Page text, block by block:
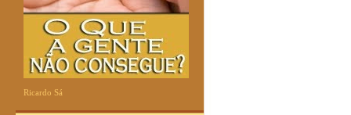
Ricardo Sá